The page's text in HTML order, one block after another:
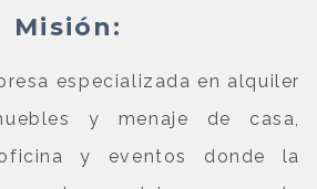
Misión:
especializada en alquiler
y menaje de casa,
y eventos donde la